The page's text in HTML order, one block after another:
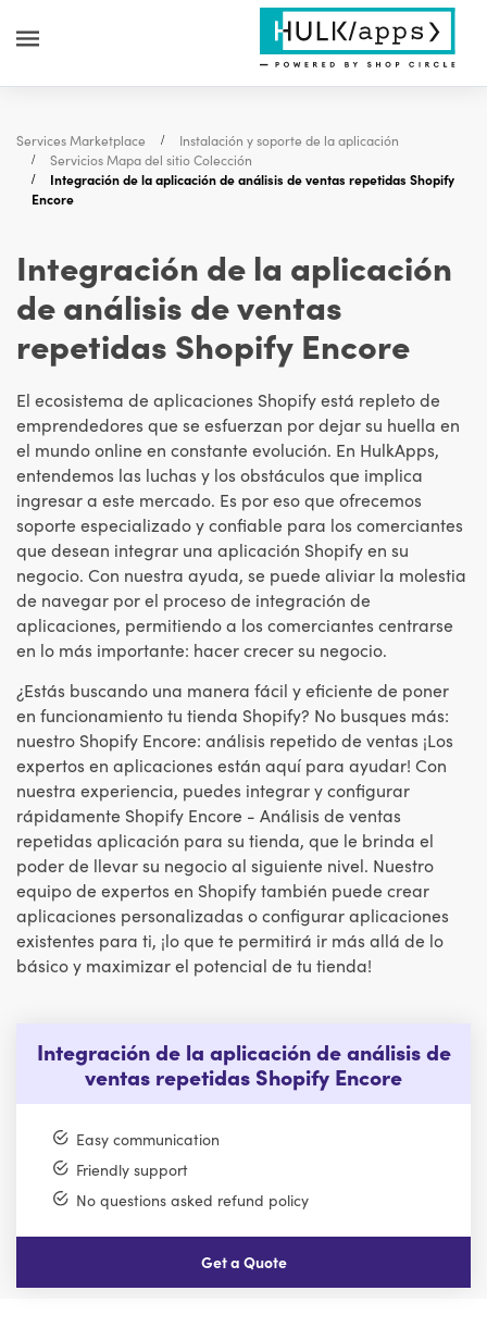
Services Marketplace
Instalación y soporte de la aplicación
Servicios Mapa del sitio Colección
Integración de la aplicación de análisis de ventas repetidas Shopify
Encore
Integración de la aplicación
de análisis de ventas
repetidas Shopify Encore
El ecosistema de aplicaciones Shopify está repleto de
emprendedores que se esfuerzan por dejar su huella en
el mundo online en constante evolución. En HulkApps,
entendemos las luchas y los obstáculos que implica
ingresar a este mercado. Es por eso que ofrecemos
soporte especializado y confiable para los comerciantes
que desean integrar una aplicación Shopify en su
negocio. Con nuestra ayuda, se puede aliviar la molestia
de navegar por el proceso de integración de
aplicaciones, permitiendo a los comerciantes centrarse
en lo más importante: hacer crecer su negocio.
¿Estás buscando una manera fácil y eficiente de poner
en funcionamiento tu tienda Shopify? No busques más:
nuestro Shopify Encore: análisis repetido de ventas ¡Los
expertos en aplicaciones están aquí para ayudar! Con
nuestra experiencia, puedes integrar y configurar
rápidamente Shopify Encore - Análisis de ventas
repetidas aplicación para su tienda, que le brinda el
poder de llevar su negocio al siguiente nivel. Nuestro
equipo de expertos en Shopify también puede crear
aplicaciones personalizadas o configurar aplicaciones
existentes para ti, ¡lo que te permitirá ir más allá de lo
básico y maximizar el potencial de tu tienda!
Integración de la aplicación de análisis de
ventas repetidas Shopify Encore
Easy communication
Friendly support
No questions asked refund policy
Get a Quote